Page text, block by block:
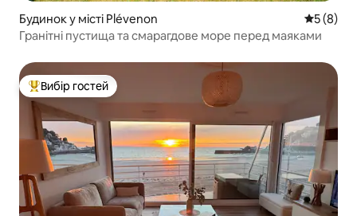
Будинок у місті Plévenon Середня
5 (8)
Гранітні пустища та смарагдове море перед маяками
Топ вибір гостей
Вибір гостей